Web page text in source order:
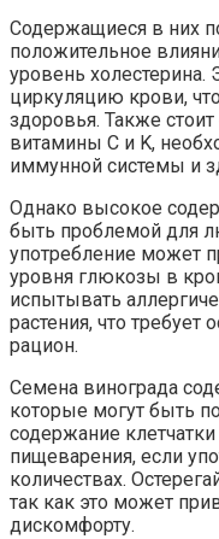
Содержащиеся в них
положительное
уровень холестерина.
циркуляцию крови,
здоровья. Также
витамины C и K,
иммунной системы и
Однако высокое
быть проблемой для
употребление может
уровня глюкозы в
испытывать
растения, что
рацион.
Семена винограда
которые могут быть
содержание
пищеварения, если
количествах.
так как это может
дискомфорту.